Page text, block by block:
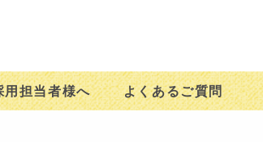
用担当者様へ よくあるご質問